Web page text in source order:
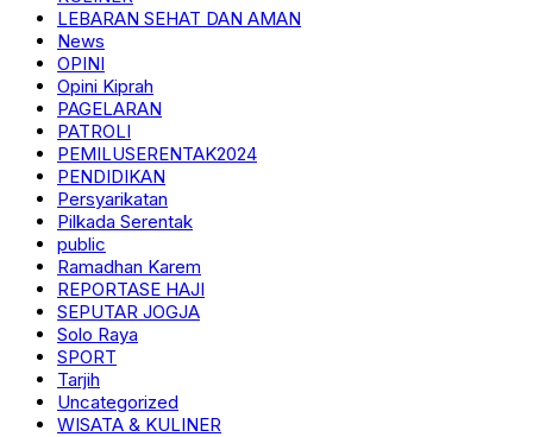
LEBARAN SEHAT DAN AMAN
News
OPINI
Opini Kiprah
PAGELARAN
PATROLI
PEMILUSERENTAK2024
PENDIDIKAN
Persyarikatan
Pilkada Serentak
public
Ramadhan Karem
REPORTASE HAJI
SEPUTAR JOGJA
Solo Raya
SPORT
Tarjih
Uncategorized
WISATA & KULINER